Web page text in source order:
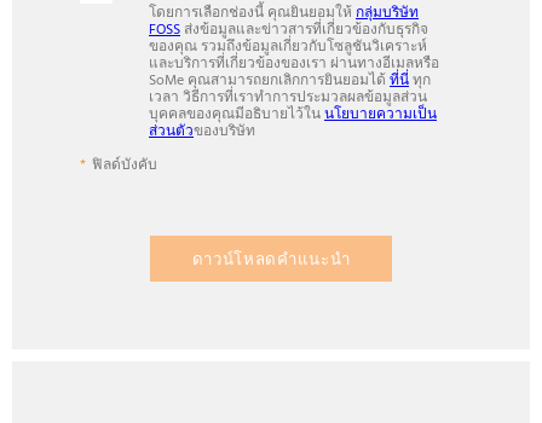
โดยการเลือกช่องนี้ คุณยินยอมให้กลุ่มบริษัท
FOSS ส่งข้อมูลและข่าวสารที่เกี่ยวข้องกับธุรกิจ
ของคุณ รวมถึงข้อมูลเกี่ยวกับโซลูชันวิเคราะห์
และบริการที่เกี่ยวข้องของเรา ผ่านทางอีเมลหรือ
SoMe คุณสามารถยกเลิกการยินยอมได้ที่นี่ทุก
เวลา วิธีการที่เราทำการประมวลผลข้อมูลส่วน
บุคคลของคุณมีอธิบายไว้ในนโยบายความเป็น
ส่วนตัวของบริษัท
ฟิลด์บังคับ
ดาวน์โหลดคำแนะนำ